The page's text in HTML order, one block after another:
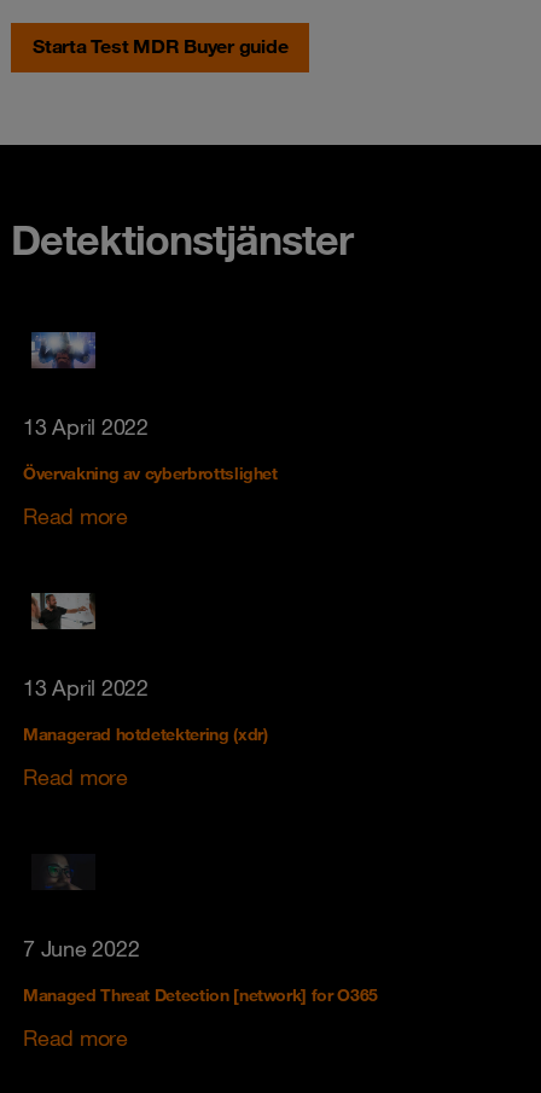
Starta Test MDR Buyer guide
Detektionstjänster
13 April 2022
Övervakning av cyberbrottslighet
Read more
13 April 2022
Managerad hotdetektering (xdr)
Read more
7 June 2022
Managed Threat Detection [network] for O365
Read more